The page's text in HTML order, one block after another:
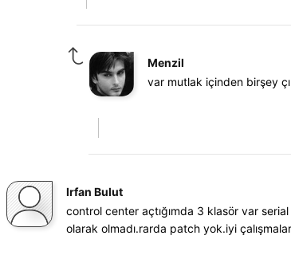
Menzil
var mutlak içinden birşey
Irfan Bulut
control center açtığımda 3 klasör var
olarak olmadı.rarda patch yok.iyi çalışmalar